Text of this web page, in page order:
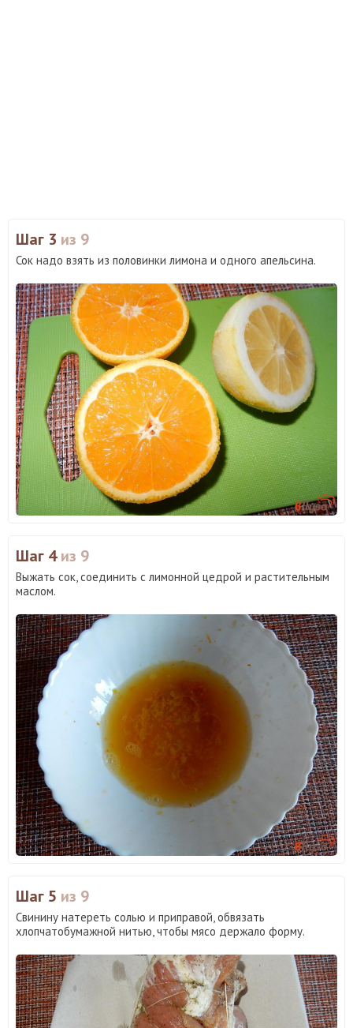
Шаг 3 из 9
Сок надо взять из половинки лимона и одного апельсина.
Шаг 4из 9
Выжать сок, соединить с лимонной цедрой и растительным
маслом.
Шаг 5 из 9
Свинину натереть солью и приправой, обвязать
хлопчатобумажной нитью, чтобы мясо держало форму.